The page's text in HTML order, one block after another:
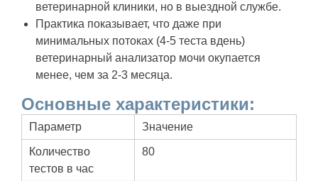
ветеринарной клиники, но в выездной службе.
Практика показывает, что даже при
минимальных потоках (4-5 теста вдень)
ветеринарный анализатор мочи окупается
менее, чем за 2-3 месяца.
Основные характеристики:
Параметр Значение
Количество
тестов в час
80